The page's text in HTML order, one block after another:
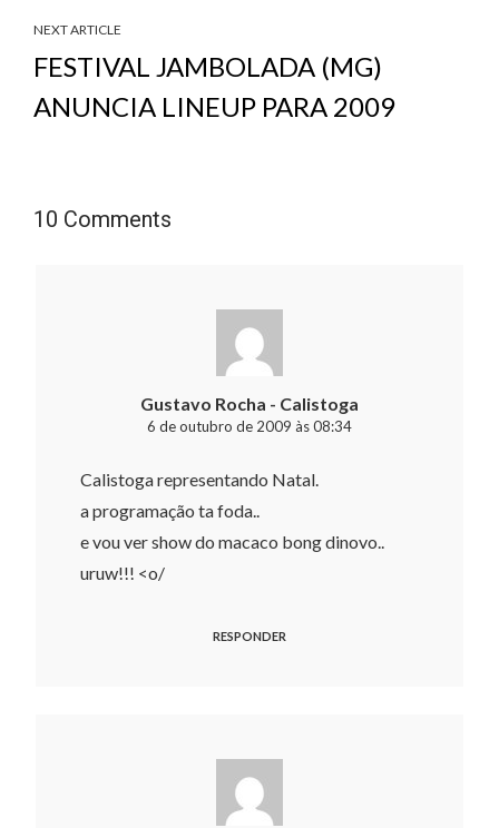
NEXT ARTICLE
FESTIVAL JAMBOLADA (MG)
ANUNCIA LINEUP PARA 2009
10 Comments
Gustavo Rocha - Calistoga
6 de outubro de 2009 às 08:34
Calistoga representando Natal.
a programação ta foda..
e vou ver show do macaco bong dinovo..
uruw!!! <o/
RESPONDER